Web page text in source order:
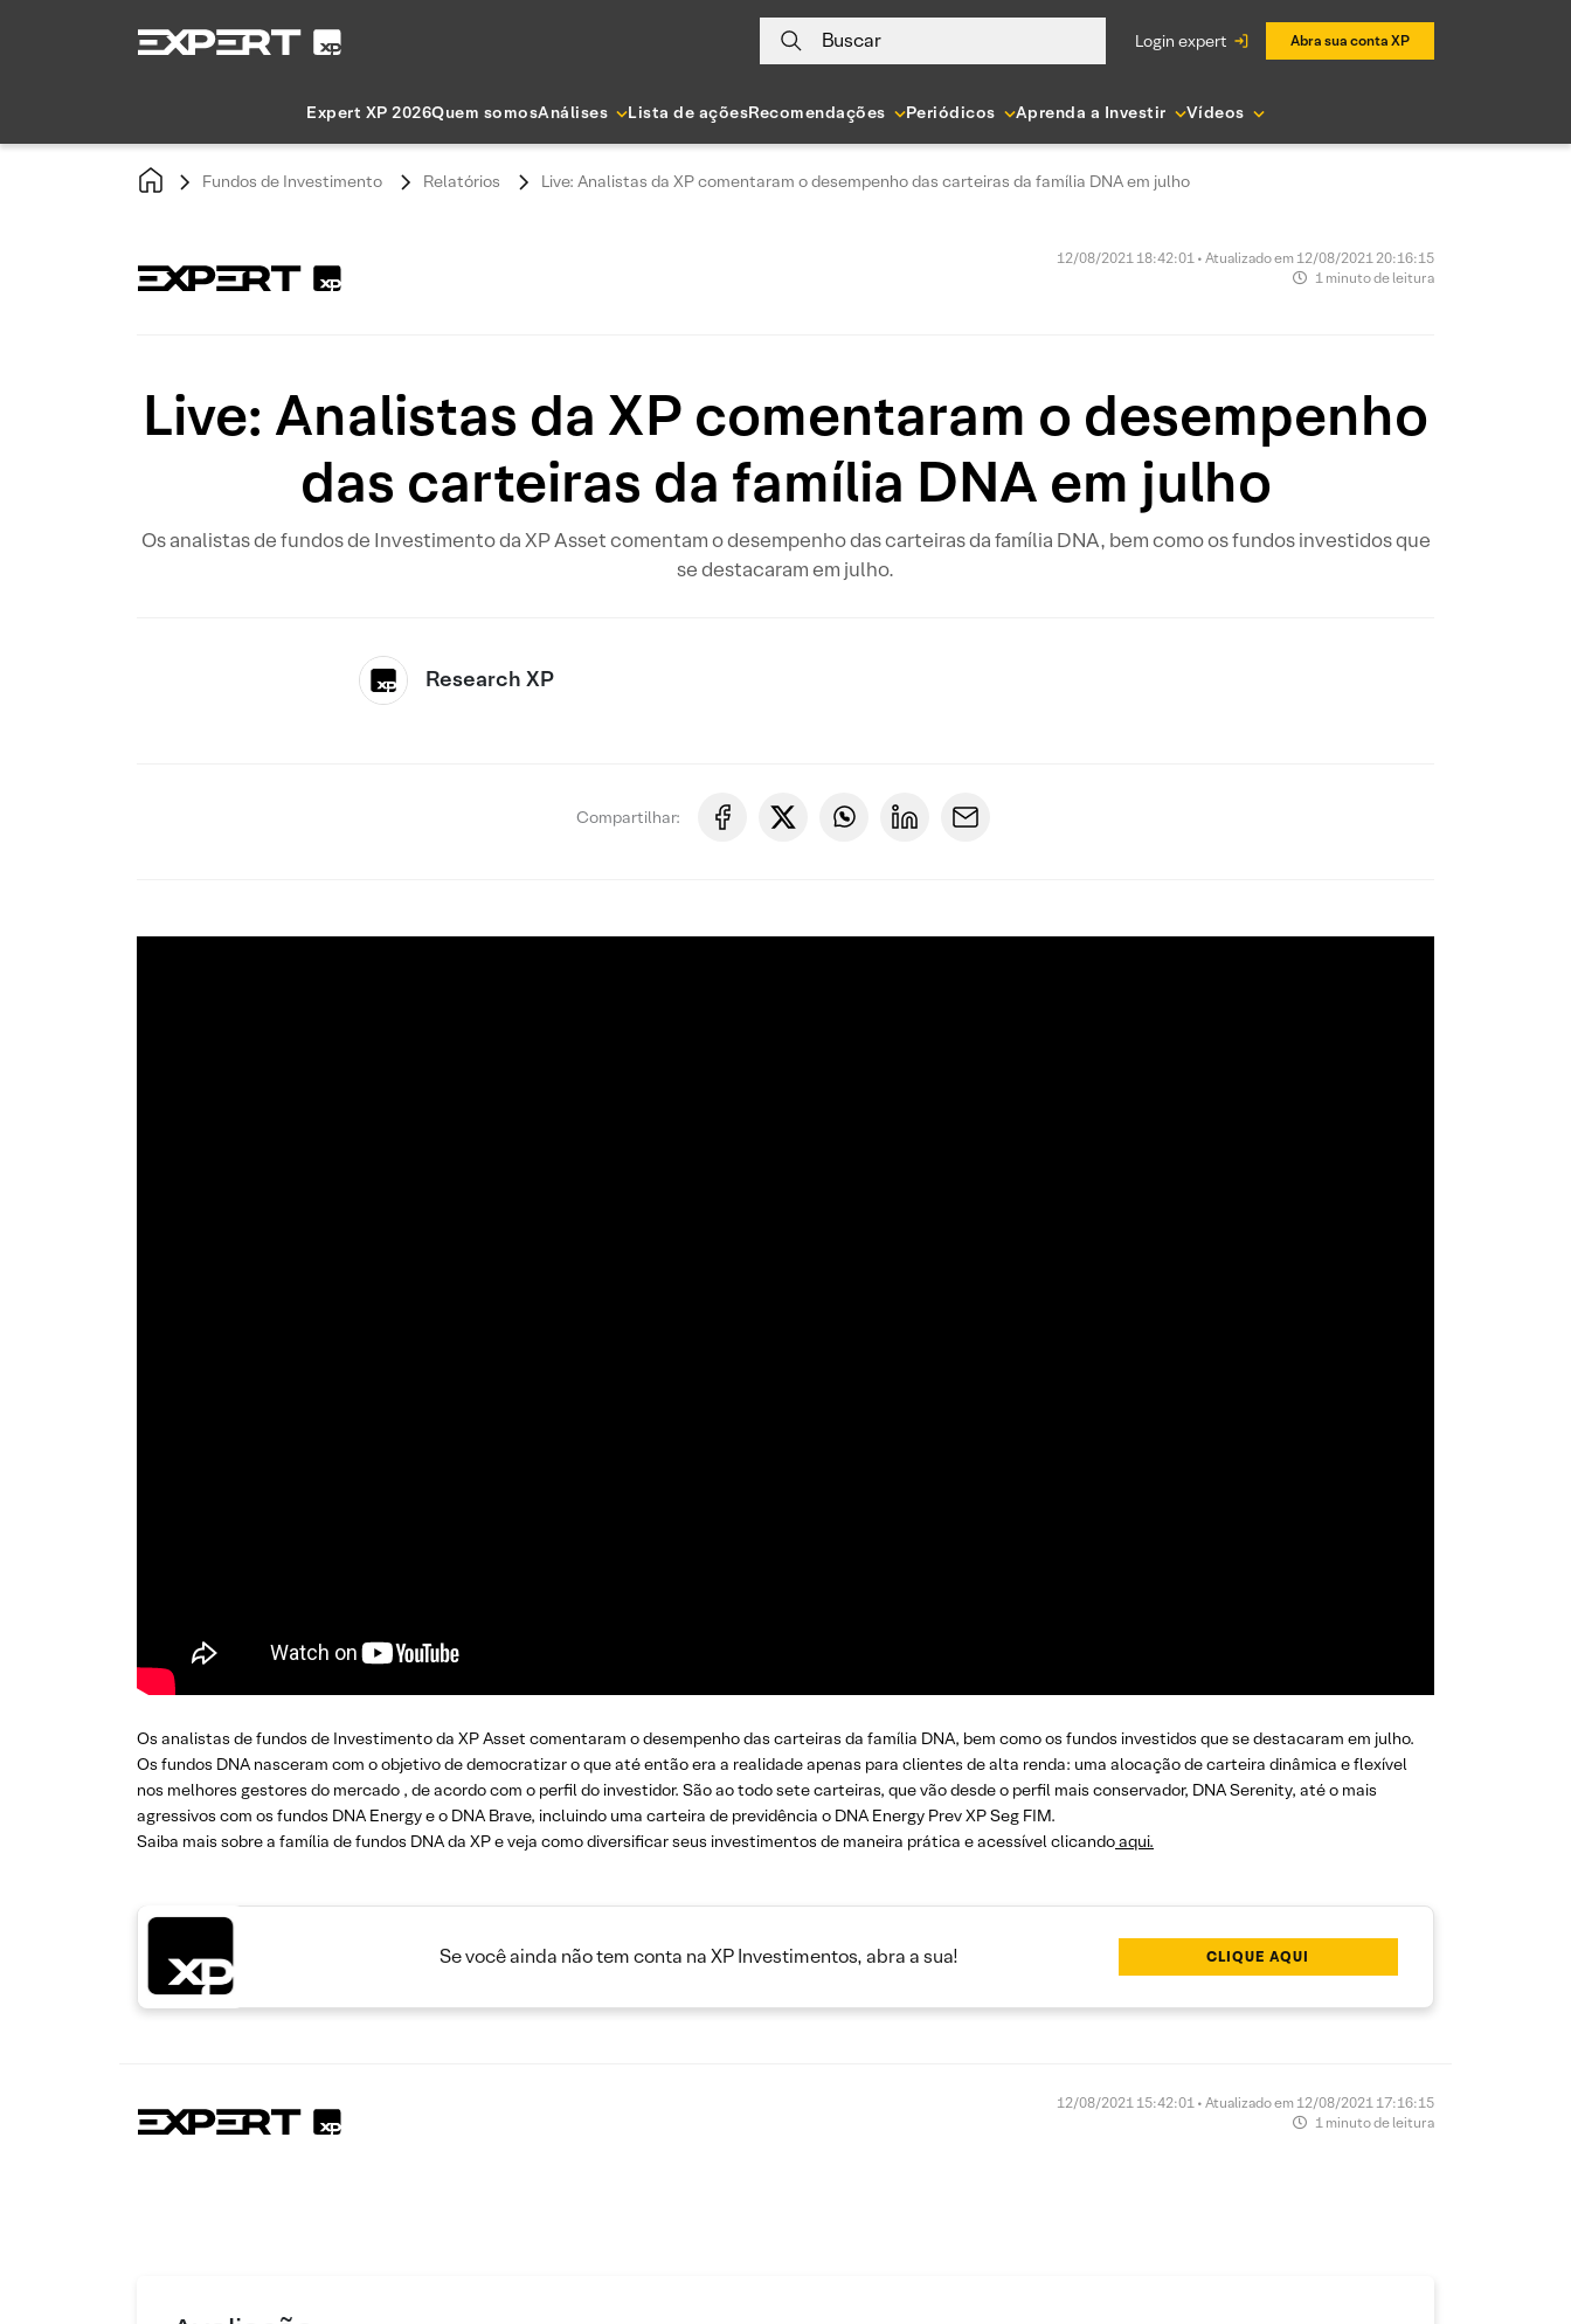
Buscar login expert Abra sua conta XP
Expert XP 2026Quem somosAnálises Lista de açõesRecomendações Periódicos Aprenda a Investir Vídeos
Fundos de Investimento Relatórios Live: Analistas da XP comentaram o desempenho das carteiras da família DNA em julho
12/08/2021 18:42:01 • Atualizado em 12/08/2021 20:16:15
1 minuto de leitura
Live: Analistas da XP comentaram o desempenho
das carteiras da família DNA em julho
Os analistas de fundos de Investimento da XP Asset comentam o desempenho das carteiras da família DNA, bem como os fundos investidos que
se destacaram em julho.
Research XP
Compartilhar:
Os analistas de fundos de Investimento da XP Asset comentaram o desempenho das carteiras da família DNA, bem como os fundos investidos que se destacaram em julho.
Os fundos DNA nasceram com o objetivo de democratizar o que até então era a realidade apenas para clientes de alta renda: uma alocação de carteira dinâmica e flexível
nos melhores gestores do mercado , de acordo com o perfil do investidor. São ao todo sete carteiras, que vão desde o perfil mais conservador, DNA Serenity, até o mais
agressivos com os fundos DNA Energy e o DNA Brave, incluindo uma carteira de previdência o DNA Energy Prev XP Seg FIM.
Saiba mais sobre a família de fundos DNA da XP e veja como diversificar seus investimentos de maneira prática e acessível clicandoaqui.
Se você ainda não tem conta na XP Investimentos, abra a sua! CLIQUE AQUI
12/08/2021 15:42:01 • Atualizado em 12/08/2021 17:16:15
1 minuto de leitura